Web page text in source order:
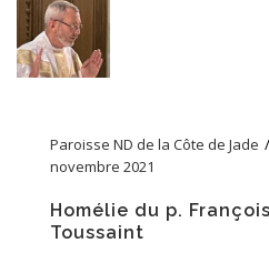
Paroisse ND de la Côte de Jade
novembre 2021
Homélie du p.
Toussaint